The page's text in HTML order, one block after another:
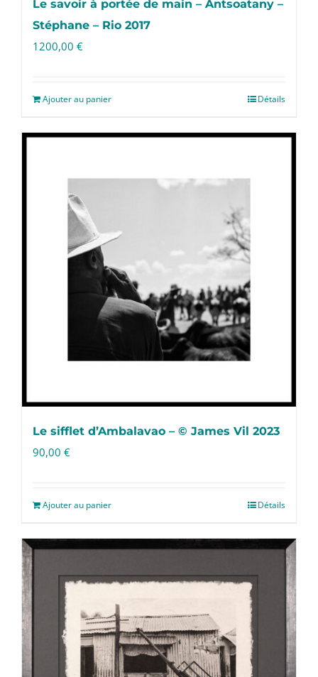
Le savoir à portée de main – Antsoatany –
Stéphane – Rio 2017
1200,00 €
Ajouter au panier Détails
Le sifflet d’Ambalavao – © James Vil 2023
90,00 €
Ajouter au panier Détails